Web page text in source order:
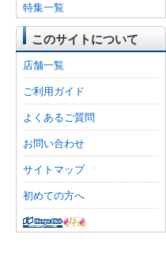
特集一覧
このサイトについて
店舗一覧
ご利用ガイド
よくあるご質問
お問い合わせ
サイトマップ
初めての方へ